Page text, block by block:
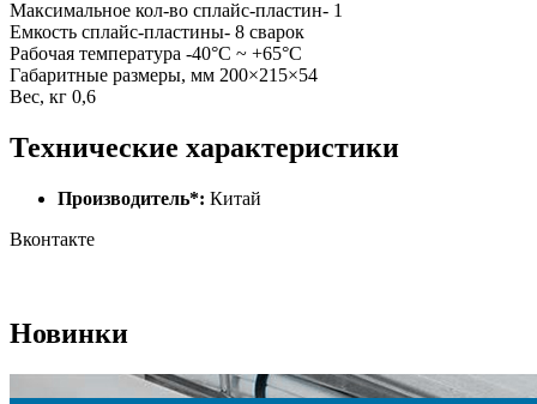
Максимальное кол-во сплайс-пластин- 1
Емкость сплайс-пластины- 8 сварок
Рабочая температура -40°C ~ +65°C
Габаритные размеры, мм 200×215×54
Вес, кг 0,6
Технические характеристики
Производитель*: Китай
Вконтакте
Новинки